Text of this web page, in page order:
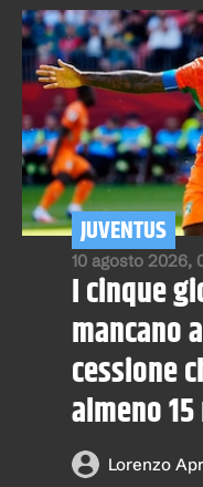
10 agosto 2026,
JUVENTUS
I cinque
mancano
cessione
almeno
Lorenzo